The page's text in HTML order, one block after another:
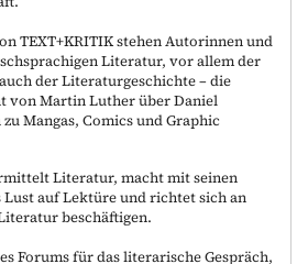
TEXT+KRITIK stehen Autorinnen und
Literatur, vor allem der
der Literaturgeschichte – die
von Martin Luther über Daniel
Mangas, Comics und Graphic
Literatur, macht mit seinen
Lust auf Lektüre und richtet sich an
beschäftigen.
Forums für das literarische Gespräch,